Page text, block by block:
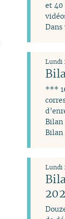
et 40
Dans
Lundi
***
Bilan
Bilan
Lundi